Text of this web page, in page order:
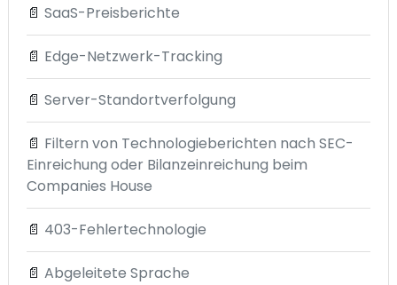
📄 SaaS-Preisberichte
📄 Edge-Netzwerk-Tracking
📄 Server-Standortverfolgung
📄 Filtern von Technologieberichten nach SEC-
Einreichung oder Bilanzeinreichung beim
Companies House
📄 403-Fehlertechnologie
📄 Abgeleitete Sprache